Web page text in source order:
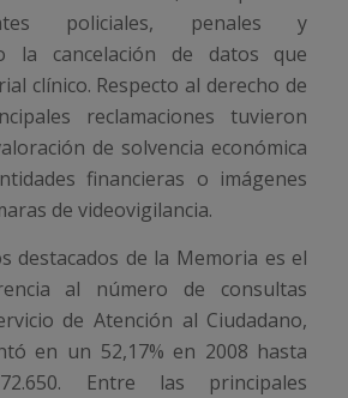
policiales, penales y
la cancelación de datos que
clínico. Respecto al derecho de
reclamaciones tuvieron
de solvencia económica
financieras o imágenes
de videovigilancia.
destacados de la Memoria es el
al número de consultas
de Atención al Ciudadano,
en un 52,17% en 2008 hasta
Entre las principales